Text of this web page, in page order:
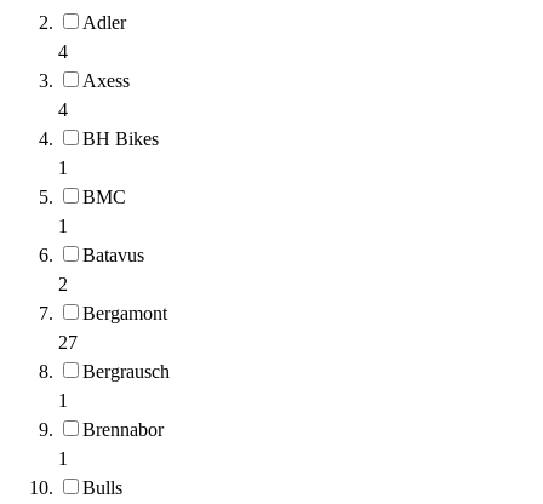
Adler
4
Axess
4
BH Bikes
1
BMC
1
Batavus
2
Bergamont
27
Bergrausch
1
Brennabor
1
Bulls